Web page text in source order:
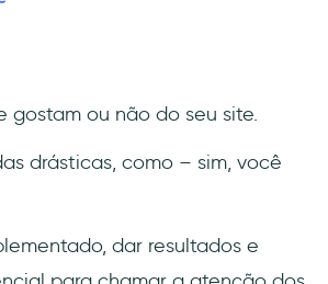
gostam ou não do seu site.
drásticas, como – sim, você
dar resultados e